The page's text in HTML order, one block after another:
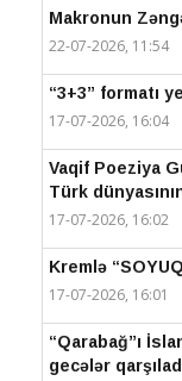
Makronun
22-07-2026, 11:54
“3+3” formatı
17-07-2026, 16:04
Vaqif Poeziya
Türk
17-07-2026, 16:02
Kremlə
17-07-2026, 16:01
“Qarabağ”ı
gecələr